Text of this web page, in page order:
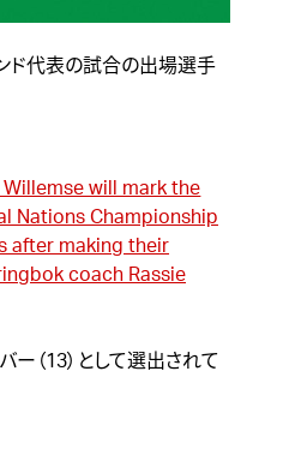
ド代表の試合の出場選手
will mark the
Nations Championship
after making their
coach Rassie
ー（13）として選出されて